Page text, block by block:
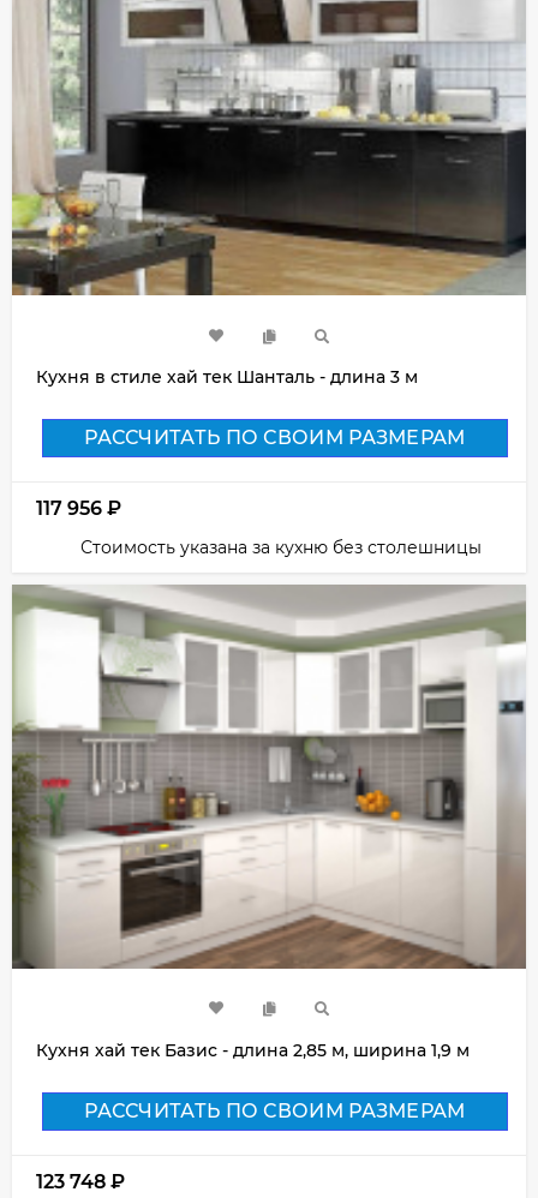
Кухня в стиле хай тек Шанталь - длина 3 м
РАССЧИТАТЬ ПО СВОИМ РАЗМЕРАМ
117 956 ₽
Стоимость указана за кухню без столешницы
Кухня хай тек Базис - длина 2,85 м, ширина 1,9 м
РАССЧИТАТЬ ПО СВОИМ РАЗМЕРАМ
123 748 ₽